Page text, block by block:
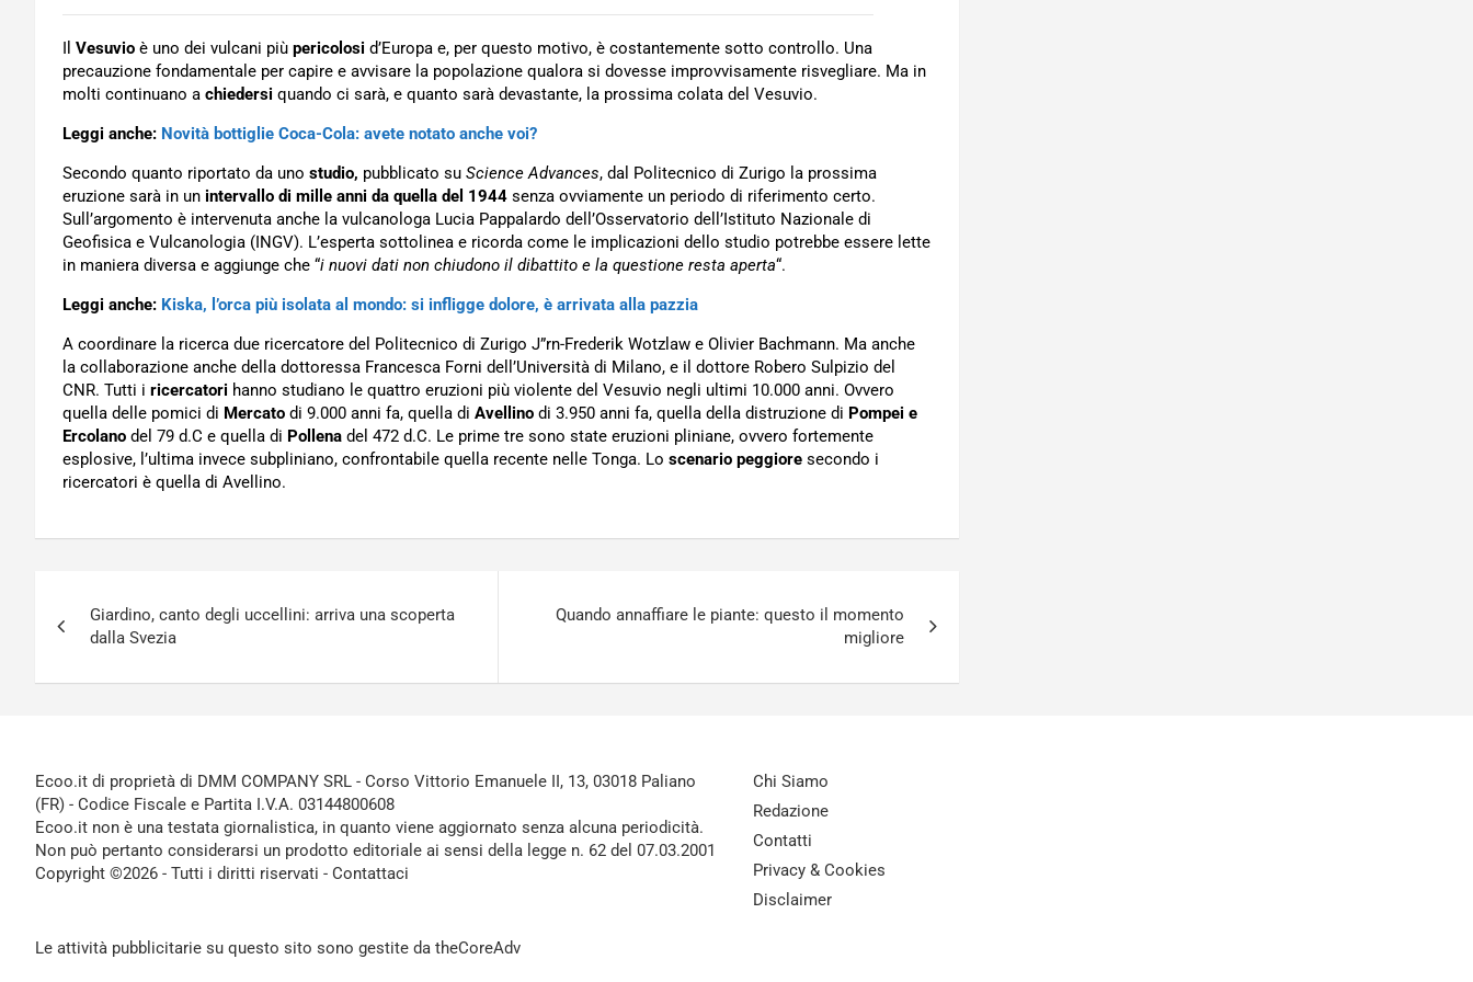
Il Vesuvio è uno dei vulcani più pericolosi d’Europa e, per questo motivo, è costantemente sotto controllo. Una
precauzione fondamentale per capire e avvisare la popolazione qualora si dovesse improvvisamente risvegliare. Ma in
molti continuano a chiedersi quando ci sarà, e quanto sarà devastante, la prossima colata del Vesuvio.
Leggi anche: Novità bottiglie Coca-Cola: avete notato anche voi?
Secondo quanto riportato da uno studio, pubblicato su Science Advances, dal Politecnico di Zurigo la prossima
eruzione sarà in un intervallo di mille anni da quella del 1944 senza ovviamente un periodo di riferimento certo.
Sull’argomento è intervenuta anche la vulcanologa Lucia Pappalardo dell’Osservatorio dell’Istituto Nazionale di
Geofisica e Vulcanologia (INGV). L’esperta sottolinea e ricorda come le implicazioni dello studio potrebbe essere lette
in maniera diversa e aggiunge che “i nuovi dati non chiudono il dibattito e la questione resta aperta“.
Leggi anche: Kiska, l’orca più isolata al mondo: si infligge dolore, è arrivata alla pazzia
A coordinare la ricerca due ricercatore del Politecnico di Zurigo J”rn-Frederik Wotzlaw e Olivier Bachmann. Ma anche
la collaborazione anche della dottoressa Francesca Forni dell’Università di Milano, e il dottore Robero Sulpizio del
CNR. Tutti i ricercatori hanno studiano le quattro eruzioni più violente del Vesuvio negli ultimi 10.000 anni. Ovvero
quella delle pomici di Mercato di 9.000 anni fa, quella di Avellino di 3.950 anni fa, quella della distruzione di Pompei e
Ercolano del 79 d.C e quella di Pollena del 472 d.C. Le prime tre sono state eruzioni pliniane, ovvero fortemente
esplosive, l’ultima invece subpliniano, confrontabile quella recente nelle Tonga. Lo scenario peggiore secondo i
ricercatori è quella di Avellino.
articoli
Giardino, canto degli uccellini: arriva una scoperta
dalla Svezia
Quando annaffiare le piante: questo il momento
migliore
Ecoo.it di proprietà di DMM COMPANY SRL - Corso Vittorio Emanuele II, 13, 03018 Paliano
(FR) - Codice Fiscale e Partita I.V.A. 03144800608
Ecoo.it non è una testata giornalistica, in quanto viene aggiornato senza alcuna periodicità.
Non può pertanto considerarsi un prodotto editoriale ai sensi della legge n. 62 del 07.03.2001
Copyright ©2026 - Tutti i diritti riservati - Contattaci
Le attività pubblicitarie su questo sito sono gestite da theCoreAdv
Chi Siamo
Redazione
Contatti
Privacy & Cookies
Disclaimer